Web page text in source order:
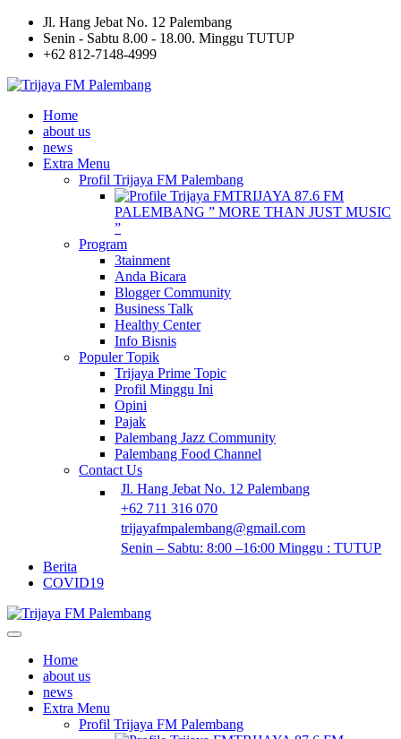
Jl. Hang Jebat No. 12 Palembang
Senin - Sabtu 8.00 - 18.00. Minggu TUTUP
+62 812-7148-4999
Home
about us
news
Extra Menu
Profil Trijaya FM Palembang
TRIJAYA 87.6 FM
PALEMBANG ” MORE THAN JUST MUSIC
”
Program
3tainment
Anda Bicara
Blogger Community
Business Talk
Healthy Center
Info Bisnis
Populer Topik
Trijaya Prime Topic
Profil Minggu Ini
Opini
Pajak
Palembang Jazz Community
Palembang Food Channel
Contact Us
Jl. Hang Jebat No. 12 Palembang
+62 711 316 070
trijayafmpalembang@gmail.com
Senin – Sabtu: 8:00 –16:00 Minggu : TUTUP
Berita
COVID19
Home
about us
news
Extra Menu
Profil Trijaya FM Palembang